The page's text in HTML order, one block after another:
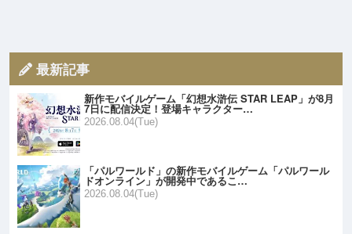
最新記事
新作モバイルゲーム「幻想水滸伝 STAR LEAP」が8月
7日に配信決定！登場キャラクター…
2026.08.04(Tue)
「パルワールド」の新作モバイルゲーム「パルワール
ドオンライン」が開発中であるこ…
2026.08.04(Tue)